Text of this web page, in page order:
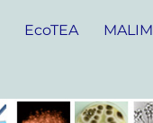
EcoTEA MALIM